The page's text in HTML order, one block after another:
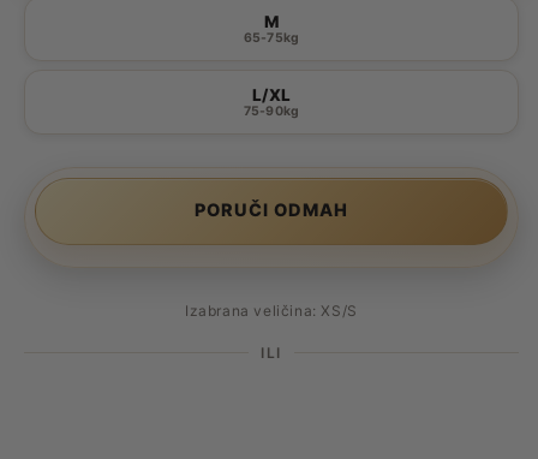
M
65-75kg
L/XL
75-90kg
PORUČI ODMAH
Izabrana veličina: XS/S
ILI